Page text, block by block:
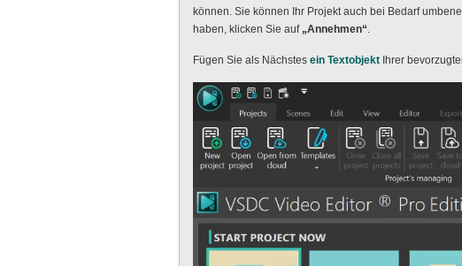
können. Sie können Ihr Projekt auch bei Bedarf
haben, klicken Sie auf „Annehmen“
Fügen Sie als Nächstes ein Textobjekt Ihrer